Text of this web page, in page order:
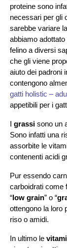
proteine sono
necessari per gli
sarebbe variare
abbiamo
felino a diversi
che gli viene
aiuto dei padroni
contengono
gatti holistic –
appetibili per i
I grassi sono un
Sono infatti una
assorbite le
contenenti acidi
Pur essendo
carboidrati come
“low grain” o “
ottengono la loro
riso o amidi.
In ultimo le